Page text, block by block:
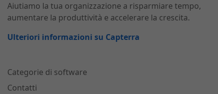
Aiutiamo la tua organizzazione a risparmiare tempo,
aumentare la produttività e accelerare la crescita.
Ulteriori informazioni su Capterra
Categorie di software
Contatti